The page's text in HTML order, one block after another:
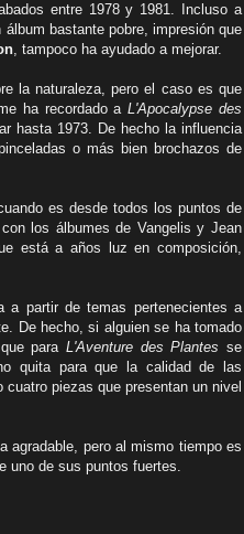
entre 1978 y 1981. Incluso a
bastante pobre, impresión que
, tampoco ha ayudado a mejorar.
la naturaleza, pero el caso es que
ha recordado aL'Apocalypse des
hasta 1973. De hecho la influencia
o más bien brochazos de
es desde todos los puntos de
los álbumes de Vangelis y Jean
está a años luz en composición,
a partir de temas pertenecientes a
De hecho, si alguien se ha tomado
que paraL'Aventure des Plantes se
quita para que la calidad de las
piezas que presentan un nivel
agradable, pero al mismo tiempo es
uno de sus puntos fuertes.